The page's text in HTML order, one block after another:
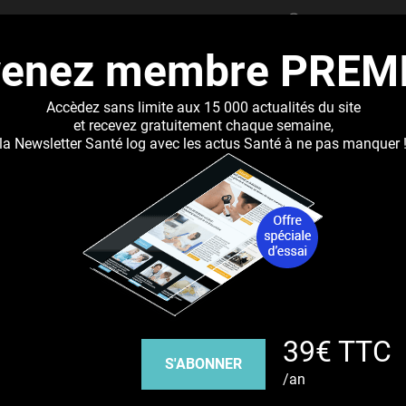
Jump to navigation
RECHERCHER
et financière
Youbute
membre
Accèdez sans limite aux 15 000 actualités du site
et recevez gratuitement chaque semaine,
la Newsletter Santé log avec les actus Santé à ne pas manquer !
S'ABONNER 39€ TTC
/an